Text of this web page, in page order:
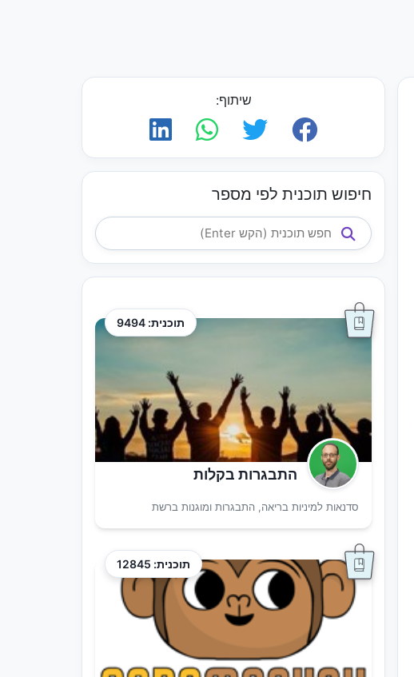
שיתוף:
חיפוש תוכנית לפי מספר
תוכנית: 9494
התבגרות בקלות
סדנאות למיניות בריאה, התבגרות ומוגנות ברשת
תוכנית: 12845